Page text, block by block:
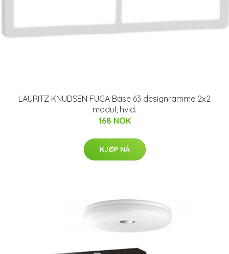
LAURITZ KNUDSEN FUGA Base 63 designramme 2x2
modul, hvid.
168 NOK
KJØP NÅ